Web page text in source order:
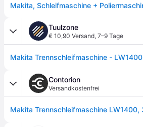
Tuulzone
€ 10,90 Versand, 7–9 Tage
Makita Trennschleifmaschine - LW1400
Contorion
Versandkostenfrei